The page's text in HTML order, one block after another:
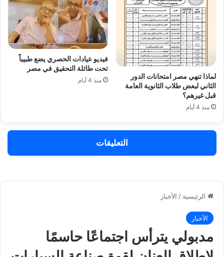
لماذا تنهي مصر امتحانات الدور
الثاني لبعض طلاب الثانوية العامة
قبل غيرهم؟
منذ 4 أيام
فيديو عيادات الحصري يضع طبيباً
تحت طائلة التحقيق في مصر
منذ 4 أيام
التعليقات